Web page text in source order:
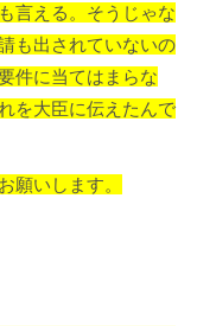
言える。そうじゃな
も出されていないの
件に当てはまらな
を大臣に伝えたんで
願いします。